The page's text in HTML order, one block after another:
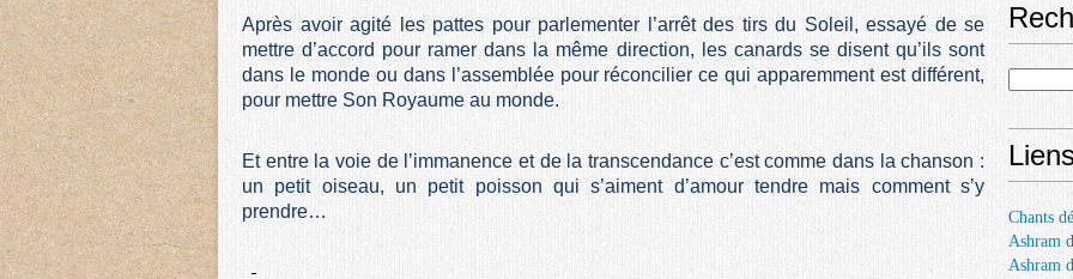
Après avoir agité les pattes pour parlementer l’arrêt des tirs du Soleil, essayé de se
mettre d’accord pour ramer dans la même direction, les canards se disent qu’ils sont
dans le monde ou dans l’assemblée pour réconcilier ce qui apparemment est différent,
pour mettre Son Royaume au monde.
Et entre la voie de l’immanence et de la transcendance c’est comme dans la chanson :
un petit oiseau, un petit poisson qui s’aiment d’amour tendre mais comment s’y
prendre…
Chants
Ashram
Ashram